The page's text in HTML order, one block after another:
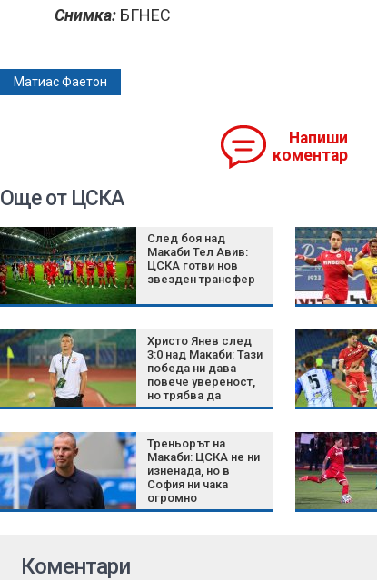
Снимка: БГНЕС
Матиас Фаетон
Напиши
коментар
Още от ЦСКА
След боя над
Макаби Тел Авив:
ЦСКА готви нов
звезден трансфер
Христо Янев след
3:0 над Макаби: Тази
победа ни дава
повече увереност,
но трябва да
останем смирени
Треньорът на
Макаби: ЦСКА не ни
изненада, но в
София ни чака
огромно
предизвикателство
Коментари